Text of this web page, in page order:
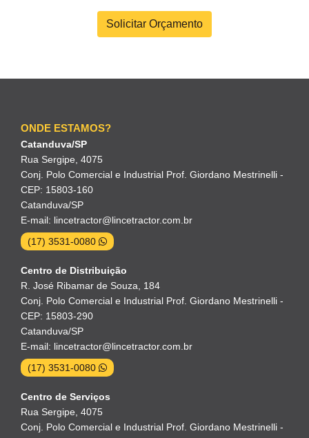
Solicitar Orçamento
ONDE ESTAMOS?
Catanduva/SP
Rua Sergipe, 4075
Conj. Polo Comercial e Industrial Prof. Giordano Mestrinelli -
CEP: 15803-160
Catanduva/SP
E-mail: lincetractor@lincetractor.com.br
(17) 3531-0080
Centro de Distribuição
R. José Ribamar de Souza, 184
Conj. Polo Comercial e Industrial Prof. Giordano Mestrinelli -
CEP: 15803-290
Catanduva/SP
E-mail: lincetractor@lincetractor.com.br
(17) 3531-0080
Centro de Serviços
Rua Sergipe, 4075
Conj. Polo Comercial e Industrial Prof. Giordano Mestrinelli -